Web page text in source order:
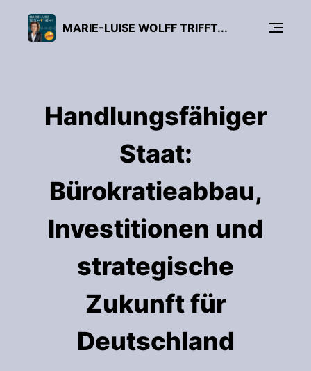
MARIE-LUISE WOLFF TRIFFT...
Handlungsfähiger
Staat:
Bürokratieabbau,
Investitionen und
strategische
Zukunft für
Deutschland